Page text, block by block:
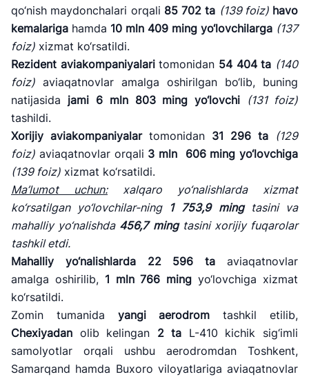
qo‘nish maydonchalari orqali 85 702ta (139 foiz) havo
kemalariga hamda 10 mln 409 ming yo‘lovchilarga (137
foiz) xizmat ko‘rsatildi.
Rezident aviakompaniyalaritomonidan 54 404 ta (140
foiz) aviaqatnovlar amalga oshirilgan bo‘lib, buning
natijasida jami 6 mln 803 ming yo‘lovchi (131 foiz)
tashildi.
Xorijiy aviakompaniyalartomonidan 31 296 ta (129
foiz) aviaqatnovlar orqali 3 mln 606 ming yo‘lovchiga
(139 foiz) xizmat ko‘rsatildi.
Ma’lumot uchun:xalqaro yo‘nalishlarda xizmat
ko‘rsatilgan yo‘lovchilar-ning 1 753,9 mingtasini va
mahalliy yo‘nalishda 456,7 mingtasini xorijiy fuqarolar
tashkil etdi.
Mahalliy yo‘nalishlarda 22 596 ta aviaqatnovlar
amalga oshirilib, 1 mln 766 ming yo‘lovchiga xizmat
ko‘rsatildi.
Zomin tumanida yangi aerodrom tashkil etilib,
Chexiyadan olib kelingan 2 ta L-410 kichik sig‘imli
samolyotlar orqali ushbu aerodromdan Toshkent,
Samarqand hamda Buxoro viloyatlariga aviaqatnovlar